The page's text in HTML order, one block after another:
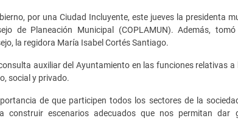
por una Ciudad Incluyente, este jueves la presidenta
de Planeación Municipal (COPLAMUN). Además,
la regidora María Isabel Cortés Santiago.
auxiliar del Ayuntamiento en las funciones relativas a
social y privado.
de que participen todos los sectores de la
construir escenarios adecuados que nos permitan dar